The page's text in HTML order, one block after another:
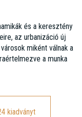
és a keresztény
az urbanizáció új
miként válnak a
a munka
kiadványt